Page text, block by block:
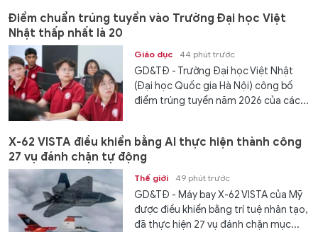
Điểm chuẩn trúng tuyển vào Trường Đại học Việt
Nhật thấp nhất là 20
Giáo dục 44 phút trước
GD&TĐ - Trường Đại học Việt Nhật
(Đại học Quốc gia Hà Nội) công bố
điểm trúng tuyển năm 2026 của các...
X-62 VISTA điều khiển bằng AI thực hiện thành công
27 vụ đánh chặn tự động
Thế giới 49 phút trước
GD&TĐ - Máy bay X-62 VISTA của Mỹ
được điều khiển bằng trí tuệ nhân tạo,
đã thực hiện 27 vụ đánh chặn mục...